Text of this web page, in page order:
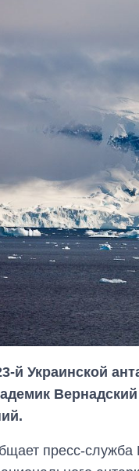
й Украинской
пресс-служба